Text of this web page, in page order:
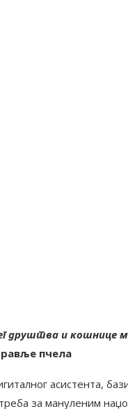
друштва и кошнице
пчела
асистента,
за мануленим